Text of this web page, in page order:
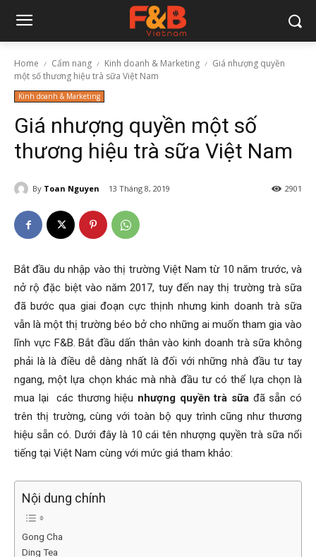
Home Cẩm nang Kinh doanh & Marketing
Giá nhượng quyền
một số thương hiệu trà sữa Việt Nam
Kinh doanh & Marketing
Giá nhượng quyền một số
thương hiệu trà sữa Việt Nam
By Toan Nguyen 13 Tháng 8, 2019 2901
Bắt đầu du nhập vào thị trường Việt Nam từ 10 năm trước, và
nở rộ đặc biệt vào năm 2017, tuy đến nay thị trường trà sữa
đã bước qua giai đoạn cực thịnh nhưng kinh doanh trà sữa
vẫn là một thị trường béo bở cho những ai muốn tham gia vào
lĩnh vực F&B. Bắt đầu dấn thân vào kinh doanh trà sữa không
phải là là điều dễ dàng nhất là đối với những nhà đầu tư tay
ngang, một lựa chọn khác mà nhà đầu tư có thể lựa chọn là
mua lại các thương hiệu nhượng quyền trà sữa đã sẵn có
trên thị trường, cùng với toàn bộ quy trình cũng như thương
hiệu sẵn có. Dưới đây là 10 cái tên nhượng quyền trà sữa nổi
tiếng tại Việt Nam cùng với mức giá tham khảo:
Nội dung chính
Gong Cha
Ding Tea